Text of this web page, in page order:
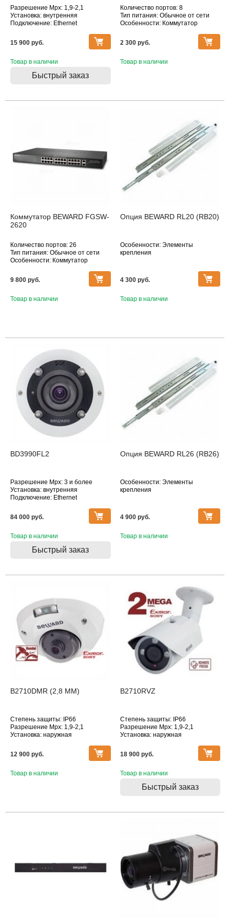
Разрешение Mpx: 1,9-2,1
Установка: внутренняя
Подключение: Ethernet
датчик движения, инфракрасная
подсветка
мм): 2.8-11
15 900 pуб.
Товар в наличии
Быстрый заказ
Количество портов: 8
Тип питания: Обычное от сети
Особенности: Коммутатор
2 300 pуб.
Товар в наличии
Коммутатор BEWARD FGSW-
2620
Количество портов: 26
Тип питания: Обычное от сети
Особенности: Коммутатор
9 800 pуб.
Товар в наличии
Опция BEWARD RL20 (RB20)
Особенности: Элементы
крепления
4 300 pуб.
Товар в наличии
BD3990FL2
Разрешение Mpx: 3 и более
Установка: внутренняя
Подключение: Ethernet
датчик движения, инфракрасная
подсветка, микрофон
мм): 1.65
84 000 pуб.
Товар в наличии
Быстрый заказ
Опция BEWARD RL26 (RB26)
Особенности: Элементы
крепления
4 900 pуб.
Товар в наличии
B2710DMR (2,8 ММ)
Степень защиты: IP66
Разрешение Mpx: 1,9-2,1
Установка: наружная
Дополнительное оснащение:
датчик движения,
инфракрасная подсветка
12 900 pуб.
Товар в наличии
B2710RVZ
Степень защиты: IP66
Разрешение Mpx: 1,9-2,1
Установка: наружная
Дополнительное оснащение:
датчик движения, инфракрасная
увеличение
мм): 2.8-11
18 900 pуб.
Товар в наличии
Быстрый заказ